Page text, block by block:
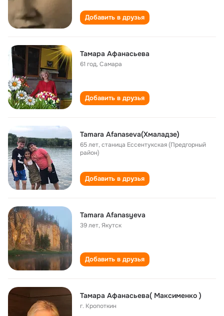
Добавить в друзья
Тамара Афанасьева
61 год,Самара
Добавить в друзья
Tamara Afanaseva(Хмаладзе)
65 лет,станица Ессентукская (Предгорный
район)
Добавить в друзья
Таmara Afanasyeva
39 лет,Якутск
Добавить в друзья
Тамара Афанасьева( Максименко )
г. Кропоткин